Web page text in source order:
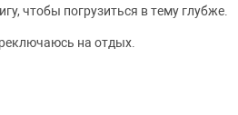
чтобы погрузиться в тему глубже.
на отдых.